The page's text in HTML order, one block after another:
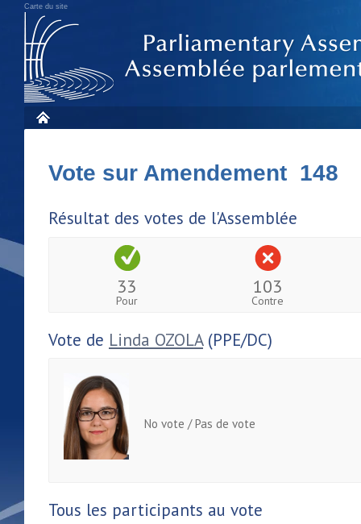
Carte du site
Vote sur Amendement 148
Résultat des votes de l'Assemblée
33
Pour
103
Contre
Vote de Linda OZOLA(PPE/DC)
No vote / Pas de vote
Tous les participants au vote